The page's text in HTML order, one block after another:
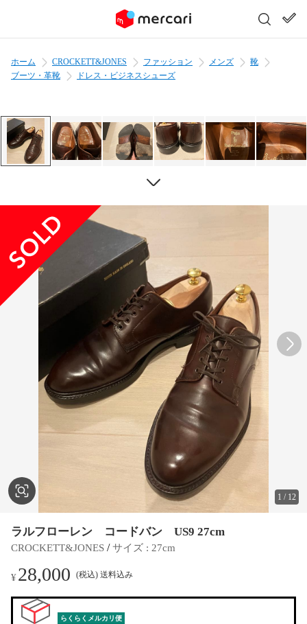
ホーム CROCKETT&JONES ファッション メンズ
靴
ブーツ・革靴
ドレス・ビジネスシューズ
1 / 12
ラルフローレン コードバン US9 27cm
CROCKETT&JONES / サイズ : 27cm
¥28,000 (税込) 送料込み
らくらくメルカリ便